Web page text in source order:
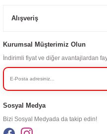
Alışveriş
Kurumsal Müşterimiz Olun
İndirimli fiyat ve diğer avantajlardan
Sosyal Medya
Bizi Sosyal Medyada da takip edin!